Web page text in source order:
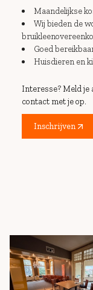
Maandelijkse
Wij bieden de
Goed
Huisdieren en
Interesse? Meld je
contact met je op.
Inschrijven